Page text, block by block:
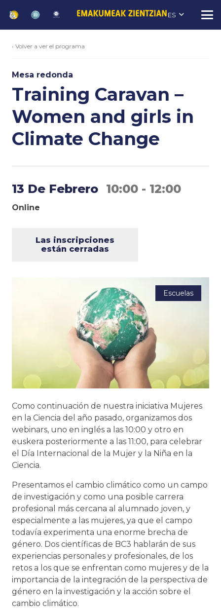
ES
‹ Volver a ver el programa
Mesa redonda
Training Caravan –
Women and girls in
Climate Change
13 De Febrero 10:00 - 12:00
Online
Las inscripciones
están cerradas
Escuelas
Como continuación de nuestra iniciativa Mujeres
en la Ciencia del año pasado, organizamos dos
webinars, uno en inglés a las 10:00 y otro en
euskera posteriormente a las 11:00, para celebrar
el Día Internacional de la Mujer y la Niña en la
Ciencia.
Presentamos el cambio climático como un campo
de investigación y como una posible carrera
profesional más cercana al alumnado joven, y
especialmente a las mujeres, ya que el campo
todavía experimenta una enorme brecha de
género. Dos científicas de BC3 hablarán de sus
experiencias personales y profesionales, de los
retos a los que se enfrentan como mujeres y de la
importancia de la integración de la perspectiva de
género en la investigación y la acción sobre el
cambio climático.